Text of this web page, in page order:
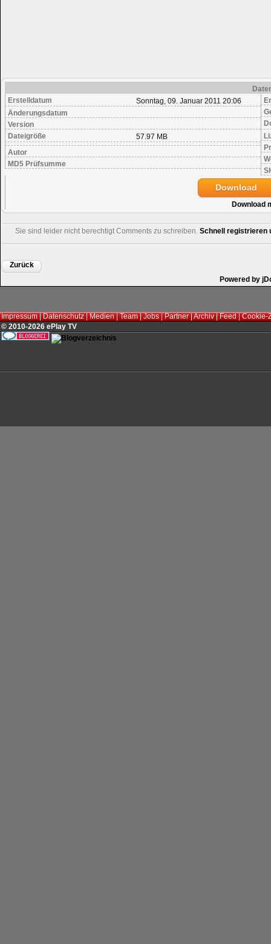
Erstelldatum
Sonntag, 09. Januar 2011 20:06
Änderungsdatum
Version
Dateigröße
57.97 MB
Autor
MD5 Prüfsumme
Download
Download
Sie sind leider nicht berechtigt Comments zu schreiben. Schnell registrieren
Zurück
Powered by
Impressum|Datenschutz|Medien|Team|Jobs|Partner|Archiv|Feed|Cookie-
© 2010-2026 ePlay TV